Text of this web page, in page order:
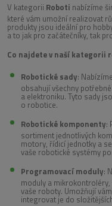
V kategorii Roboti nabízíme
které vám umožní realizovat
produkty jsou ideální pro
a to jak pro začátečníky, tak
Co najdete v naší kategorii
Robotické sady:
obsahují všechny
a elektroniku. Tyto sady
o robotice.
Robotické komponenty:
sortiment jednotlivých
motory, řídicí jednotky a
vaše robotické systémy
Programovací moduly:
moduly a
vaše roboty. Umožňují
integrovat je do